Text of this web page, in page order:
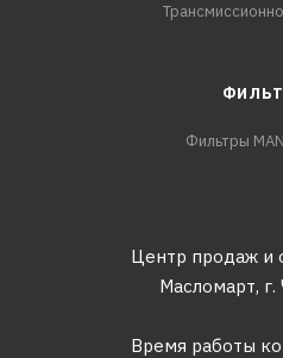
Фильтры
Центр продаж и
Масломарт,
Время работы